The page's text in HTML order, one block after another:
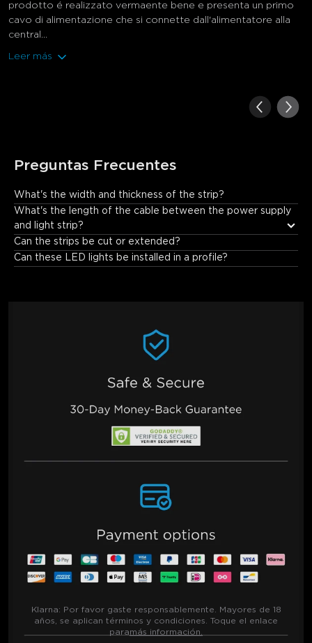
prodotto é realizzato vermaente bene e presenta un primo
cavo di alimentazione che si connette dall'alimentatore alla
central...
Leer más
Preguntas Frecuentes
What's the width and thickness of the strip?
The width of this product is 12mm and its thickness is 3mm.
What's the length of the cable between the power supply
and light strip?
Can the strips be cut or extended?
Can these LED lights be installed in a profile?
Klarna: Por favor gaste responsablemente. Mayores de 18
años, se aplican términos y condiciones. Toque el enlace
paramás información.